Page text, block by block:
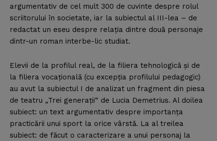
argumentativ de cel mult 300 de cuvinte despre rolul
scriitorului în societate, iar la subiectul al III-lea – de
redactat un eseu despre relaţia dintre două personaje
dintr-un roman interbe-lic studiat.
Elevii de la profilul real, de la filiera tehnologică şi de
la filiera vocaţională (cu excepţia profilului pedagogic)
au avut la subiectul I de analizat un fragment din piesa
de teatru „Trei generaţii“ de Lucia Demetrius. Al doilea
subiect: un text argumentativ despre importanţa
practicării unui sport la orice vârstă. La al treilea
subiect: de făcut o caracterizare a unui personaj la